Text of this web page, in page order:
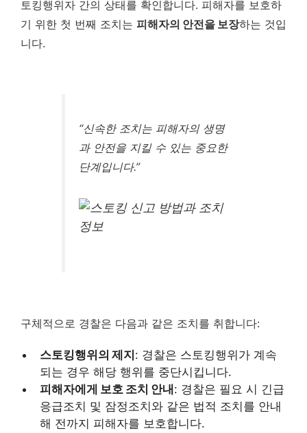
토킹행위자 간의 상태를 확인합니다. 피해자를 보호하
기 위한 첫 번째 조치는 피해자의 안전을 보장하는 것입
니다.
“신속한 조치는 피해자의 생명
과 안전을 지킬 수 있는 중요한
단계입니다.”
구체적으로 경찰은 다음과 같은 조치를 취합니다:
스토킹행위의 제지: 경찰은 스토킹행위가 계속
되는 경우 해당 행위를 중단시킵니다.
피해자에게 보호 조치 안내: 경찰은 필요 시 긴급
응급조치 및 잠정조치와 같은 법적 조치를 안내
해 전까지 피해자를 보호합니다.